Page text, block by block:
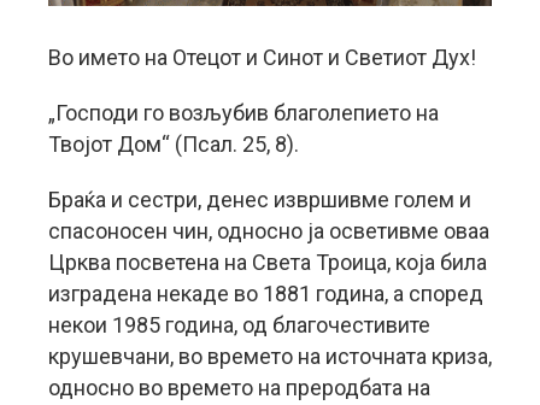
Во името на Отецот и Синот и Светиот Дух!
„Господи го возљубив благолепието на
Твојот Дом“ (Псал. 25, 8).
Браќа и сестри, денес извршивме голем и
спасоносен чин, односно ја осветивме оваа
Црква посветена на Света Троица, која била
изградена некаде во 1881 година, а според
некои 1985 година, од благочестивите
крушевчани, во времето на источната криза,
односно во времето на преродбата на